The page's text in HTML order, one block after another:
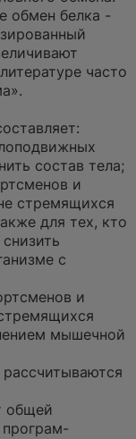
обмен белка -
часто
состав тела;
и
стремящихся
для тех, кто
с
и
мышечной
общей